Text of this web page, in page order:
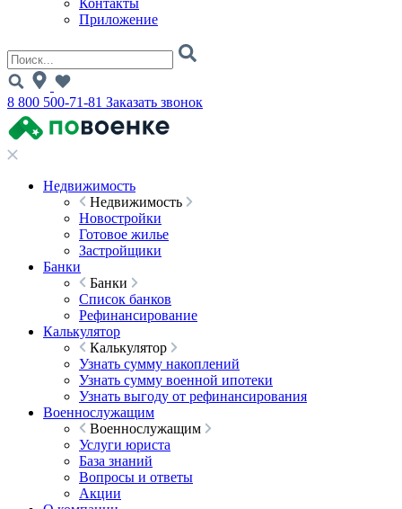
Контакты
Приложение
8 800 500-71-81 Заказать звонок
Недвижимость
Недвижимость
Новостройки
Готовое жилье
Застройщики
Банки
Банки
Список банков
Рефинансирование
Калькулятор
Калькулятор
Узнать сумму накоплений
Узнать сумму военной ипотеки
Узнать выгоду от рефинансирования
Военнослужащим
Военнослужащим
Услуги юриста
База знаний
Вопросы и ответы
Акции